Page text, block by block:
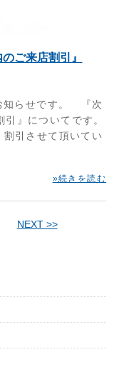
ご来店割引』
知らせです。 『次
』についてです。
引させて頂いてい
»続きを読む
NEXT >>